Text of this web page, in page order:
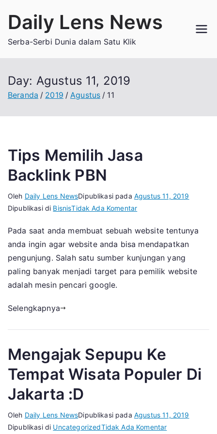
Daily Lens News
Serba-Serbi Dunia dalam Satu Klik
Day: Agustus 11, 2019
Beranda 2019 Agustus 11
Tips Memilih Jasa
Backlink PBN
Oleh Daily Lens NewsDipublikasi pada Agustus 11, 2019
Dipublikasi di BisnisTidak Ada Komentarpada
Memilih
Jasa
Backlink
PBN
Pada saat anda membuat sebuah website tentunya
anda ingin agar website anda bisa mendapatkan
pengunjung. Salah satu sumber kunjungan yang
paling banyak menjadi target para pemilik website
adalah mesin pencari google.
Selengkapnya
Mengajak Sepupu Ke
Tempat Wisata Populer Di
Jakarta :D
Oleh Daily Lens NewsDipublikasi pada Agustus 11, 2019
Dipublikasi di UncategorizedTidak Ada Komentarpada